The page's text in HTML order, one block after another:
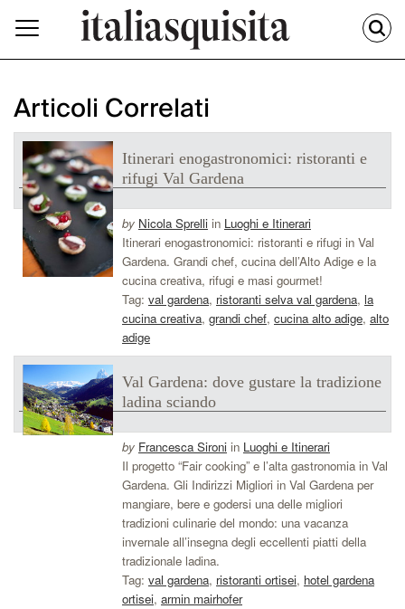
Articoli Correlati
Itinerari enogastronomici: ristoranti e
rifugi Val Gardena
by Nicola Sprelli in Luoghi e Itinerari
Itinerari enogastronomici: ristoranti e rifugi in Val
Gardena. Grandi chef, cucina dell’Alto Adige e la
cucina creativa, rifugi e masi gourmet!
Tag: val gardena, ristoranti selva val gardena, la
cucina creativa, grandi chef, cucina alto adige, alto
adige
Val Gardena: dove gustare la tradizione
ladina sciando
by Francesca Sironi in Luoghi e Itinerari
Il progetto “Fair cooking” e l’alta gastronomia in Val
Gardena. Gli Indirizzi Migliori in Val Gardena per
mangiare, bere e godersi una delle migliori
tradizioni culinarie del mondo: una vacanza
invernale all’insegna degli eccellenti piatti della
tradizionale ladina.
Tag: val gardena, ristoranti ortisei, hotel gardena
ortisei, armin mairhofer